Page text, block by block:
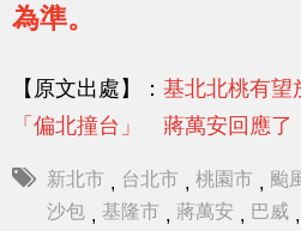
為準。
【原文出處】： 基北北桃有望
「偏北撞台」 蔣萬安回應了
新北市 , 台北市 , 桃園市 , 颱
沙包 , 基隆市 , 蔣萬安 , 巴威 ,